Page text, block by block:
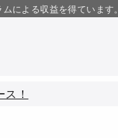
による収益を得ています。
！